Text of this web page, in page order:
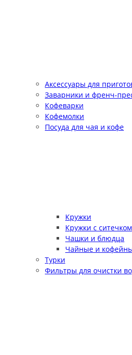
Аксессуары для
Заварники и френч-
Кофеварки
Кофемолки
Посуда для чая и кофе
Кружки
Кружки с ситечком
Чашки и блюдца
Чайные и
Турки
Фильтры для очистки